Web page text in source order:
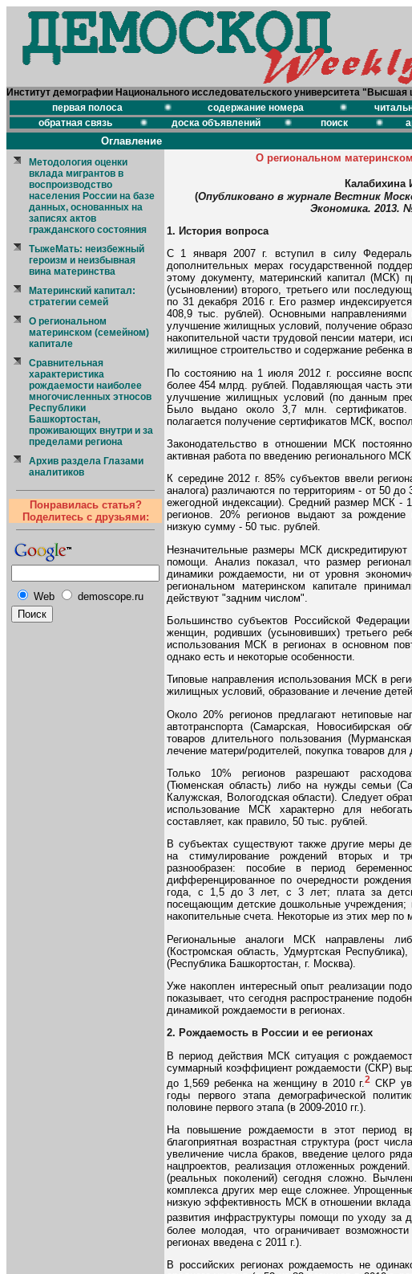
Институт демографии Национального исследовательского университета "Высшая
первая полоса
содержание номера
обратная связь
доска объявлений поиск
Оглавление
Методология оценки
вклада мигрантов в
воспроизводство
населения России на базе
данных, основанных на
записях актов
гражданского состояния
ТыжеМать: неизбежный
героизм и неизбывная
вина материнства
Материнский капитал:
стратегии семей
О региональном
материнском (семейном)
капитале
Сравнительная
характеристика
рождаемости наиболее
многочисленных этносов
Республики
Башкортостан,
проживающих внутри и за
пределами региона
Архив раздела Глазами
аналитиков
Понравилась статья?
Поделитесь с друзьями:
Web demoscope.ru
О региональном
Калабихина
(Опубликовано в журнале Вестник
Экономика. 2013.
1. История вопроса
С 1 января 2007 г. вступил в силу
дополнительных мерах государственной
этому документу, материнский капитал (МСК)
(усыновлении) второго, третьего или
по 31 декабря 2016 г. Его размер
408,9 тыс. рублей). Основными
улучшение жилищных условий, получение
накопительной части трудовой пенсии матери,
жилищное строительство и содержание ребенка
По состоянию на 1 июля 2012 г. россияне
более 454 млрд. рублей. Подавляющая часть
улучшение жилищных условий (по данным
Было выдано около 3,7 млн.
полагается получение сертификатов МСК,
Законодательство в отношении МСК
активная работа по введению регионального
К середине 2012 г. 85% субъектов ввели
аналога) различаются по территориям - от 50
ежегодной индексации). Средний размер МСК -
регионов. 20% регионов выдают за
низкую сумму - 50 тыс. рублей.
Незначительные размеры МСК
помощи. Анализ показал, что размер
динамики рождаемости, ни от уровня
региональном материнском капитале
действуют "задним числом".
Большинство субъектов Российской
женщин, родивших (усыновивших) третьего
использования МСК в регионах в основном
однако есть и некоторые особенности.
Типовые направления использования МСК в
жилищных условий, образование и лечение
Около 20% регионов предлагают нетиповые
автотранспорта (Самарская, Новосибирская
товаров длительного пользования
лечение матери/родителей, покупка товаров для
Только 10% регионов разрешают
(Тюменская область) либо на нужды семьи
Калужская, Вологодская области). Следует
использование МСК характерно для
составляет, как правило, 50 тыс. рублей.
В субъектах существуют также другие меры
на стимулирование рождений вторых и
разнообразен: пособие в период
дифференцированное по очередности
года, с 1,5 до 3 лет, с 3 лет; плата за
посещающим детские дошкольные
накопительные счета. Некоторые из этих мер
Региональные аналоги МСК направлены
(Костромская область, Удмуртская
(Республика Башкортостан, г. Москва).
Уже накоплен интересный опыт реализации
показывает, что сегодня распространение
динамикой рождаемости в регионах.
2. Рождаемость в России и ее регионах
В период действия МСК ситуация с
суммарный коэффициент рождаемости (СКР)
до 1,569 ребенка на женщину в 2010 г.2 СКР
годы первого этапа демографической
половине первого этапа (в 2009-2010 гг.).
На повышение рождаемости в этот период
благоприятная возрастная структура (рост
увеличение числа браков, введение целого
нацпроектов, реализация отложенных
(реальных поколений) сегодня сложно.
комплекса других мер еще сложнее.
низкую эффективность МСК в отношении
развития инфраструктуры помощи по уходу за
более молодая, что ограничивает
регионах введена с 2011 г.).
В российских регионах рождаемость не